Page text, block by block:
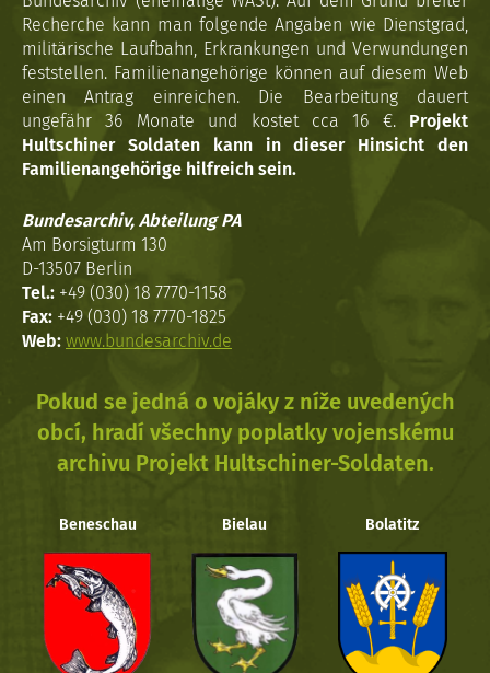
Recherche kann man folgende Angaben wie Dienstgrad,
militärische Laufbahn, Erkrankungen und Verwundungen
feststellen. Familienangehörige können auf diesem Web
einen Antrag einreichen. Die Bearbeitung dauert
ungefähr 36 Monate und kostet cca 16 €. Projekt
Hultschiner Soldaten kann in dieser Hinsicht den
Familienangehörige hilfreich sein.
Bundesarchiv, Abteilung PA
Am Borsigturm 130
D-13507 Berlin
Tel.: +49 (030) 18 7770-1158
Fax: +49 (030) 18 7770-1825
Web: www.bundesarchiv.de
Pokud se jedná o vojáky z níže uvedených
obcí, hradí všechny poplatky vojenskému
archivu Projekt Hultschiner-Soldaten.
Beneschau Bielau Bolatitz